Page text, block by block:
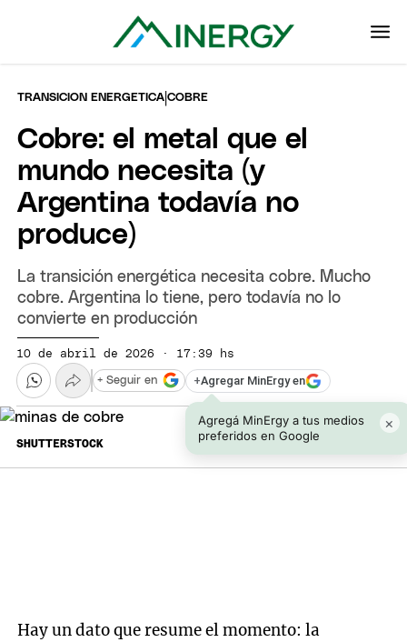
TRANSICION ENERGETICA |COBRE
Cobre: el metal que el
mundo necesita (y
Argentina todavía no
produce)
La transición energética necesita cobre. Mucho
cobre. Argentina lo tiene, pero todavía no lo
convierte en producción
10 de abril de 2026 · 17:39 hs
+Agregar MinErgy en
Agregá MinErgy a tus medios
preferidos en Google
×
+ Seguir en
SHUTTERSTOCK
Hay un dato que resume el momento: la